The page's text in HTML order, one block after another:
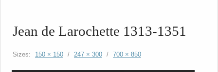
Jean de Larochette 1313-1351
Sizes: 150 × 150 / 247 × 300 / 700 × 850